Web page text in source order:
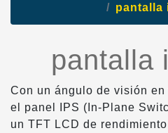
pantalla
pantalla
Con un ángulo de visión
el panel IPS (In-Plane
un TFT LCD de